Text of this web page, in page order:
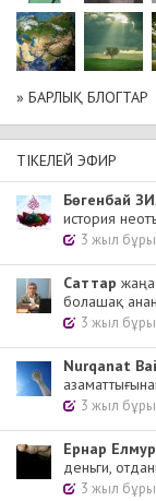
» БАРЛЫҚ БЛОГТАР
ТІКЕЛЕЙ ЭФИР
Бөгенбай
история
3 жыл
Cаттар жаңа
болашақ
3 жыл
Nurqanat
3 жыл
Ернар
деньги,
3 жыл